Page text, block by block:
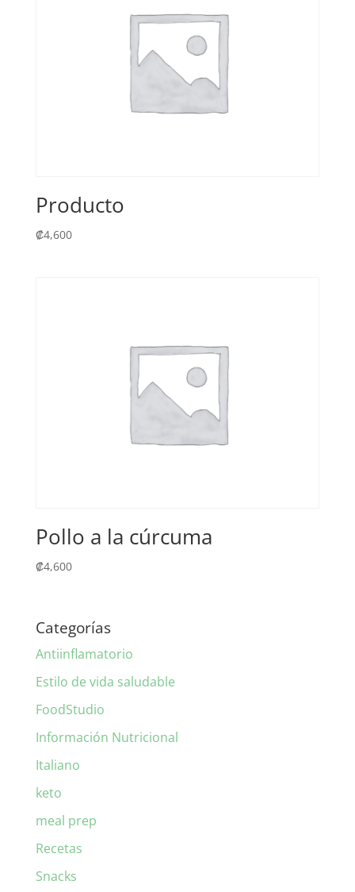
Producto
₡4,600
Pollo a la cúrcuma
₡4,600
Categorías
Antiinflamatorio
Estilo de vida saludable
FoodStudio
Información Nutricional
Italiano
keto
meal prep
Recetas
Snacks